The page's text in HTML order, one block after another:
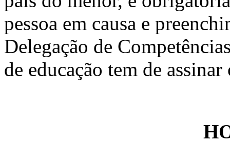
pessoa em causa e
Delegação de
de educação tem de